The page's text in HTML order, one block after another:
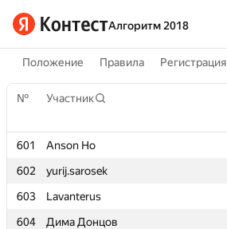
Алгоритм 2018
Положение Правила Регистрация
№ Участник
601 Anson Ho
602
yurij.sarosek
603
Lavanterus
604
Дима Донцов
№ Участник
601 Anson Ho
602
yurij.sarosek
603
Lavanterus
604
Дима Донцов